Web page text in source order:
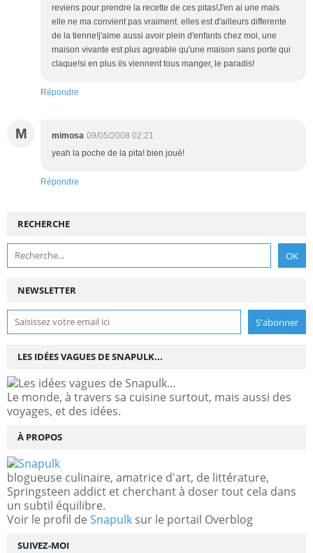
reviens pour prendre la recette de ces pitas!J'en ai une mais
elle ne ma convient pas vraiment. elles est d'ailleurs differente
de la tienne!j'aime aussi avoir plein d'enfants chez moi, une
maison vivante est plus agreable qu'une maison sans porte qui
claque!si en plus ils viennent tous manger, le paradis!
Répondre
M mimosa 09/05/2008 02:21
yeah la poche de la pita! bien joué!
Répondre
NEWSLETTER
SUIVEZ-MOI
RECHERCHE
LES IDÉES VAGUES DE SNAPULK...
Le monde, à travers sa cuisine surtout, mais aussi des
voyages, et des idées.
À PROPOS
blogueuse culinaire, amatrice d'art, de littérature,
Springsteen addict et cherchant à doser tout cela dans
un subtil équilibre.
Voir le profil de Snapulk sur le portail Overblog